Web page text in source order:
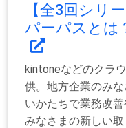
【全3回シリ
パーパスとは
kintoneなどのクラ
供。地方企業のみ
いかたちで業務改
みなさまの新しい取